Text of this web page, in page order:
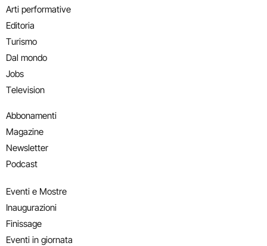
Arti performative
Editoria
Turismo
Dal mondo
Jobs
Television
Abbonamenti
Magazine
Newsletter
Podcast
Eventi e Mostre
Inaugurazioni
Finissage
Eventi in giornata